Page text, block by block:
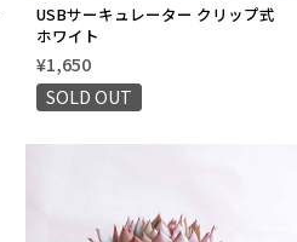
USBサーキュレーター クリップ式
ホワイト
¥1,650
SOLD OUT